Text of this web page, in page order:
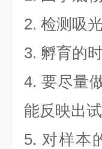
2. 检测吸
3. 孵育的
4. 要尽量
能反映出
5. 对样本